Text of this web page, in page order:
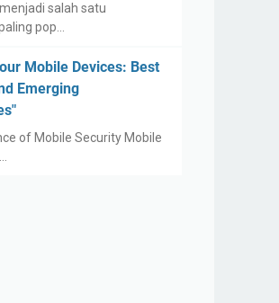
salah satu
pop…
Mobile Devices: Best
Emerging
of Mobile Security Mobile